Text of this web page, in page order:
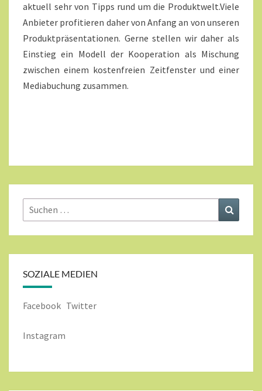
aktuell sehr von Tipps rund um die Produktwelt.Viele
Anbieter profitieren daher von Anfang an von unseren
Produktpräsentationen. Gerne stellen wir daher als
Einstieg ein Modell der Kooperation als Mischung
zwischen einem kostenfreien Zeitfenster und einer
Mediabuchung zusammen.
Suchen
nach:
SOZIALE MEDIEN
Facebook Twitter
Instagram